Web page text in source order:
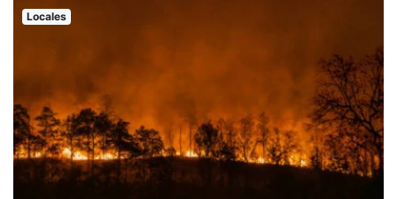
Locales